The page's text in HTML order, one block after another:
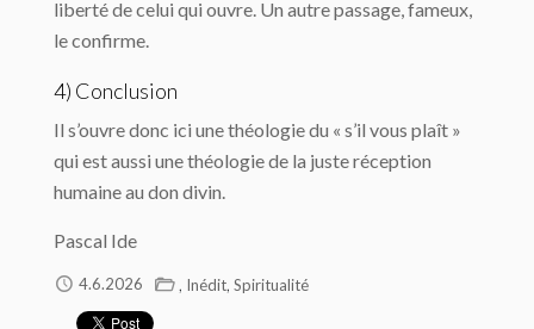
liberté de celui qui ouvre. Un autre passage, fameux,
le confirme.
4) Conclusion
Il s’ouvre donc ici une théologie du « s’il vous plaît »
qui est aussi une théologie de la juste réception
humaine au don divin.
Pascal Ide
4.6.2026 , Inédit, Spiritualité